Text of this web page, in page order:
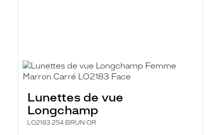
Lunettes de vue
Longchamp
LO2183 254 BRUN OR